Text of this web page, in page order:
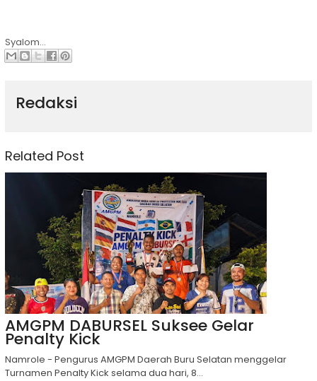
Syalom...
Redaksi
Related Post
AMGPM DABURSEL Suksee Gelar
Penalty Kick
Namrole - Pengurus AMGPM Daerah Buru Selatan menggelar
Turnamen Penalty Kick selama dua hari, 8...